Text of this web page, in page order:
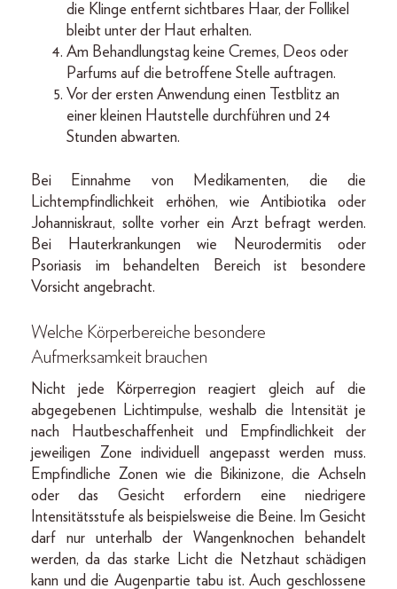
die Klinge entfernt sichtbares Haar, der Follikel
bleibt unter der Haut erhalten.
Am Behandlungstag keine Cremes, Deos oder
Parfums auf die betroffene Stelle auftragen.
Vor der ersten Anwendung einen Testblitz an
einer kleinen Hautstelle durchführen und 24
Stunden abwarten.
Bei Einnahme von Medikamenten, die die
Lichtempfindlichkeit erhöhen, wie Antibiotika oder
Johanniskraut, sollte vorher ein Arzt befragt werden.
Bei Hauterkrankungen wie Neurodermitis oder
Psoriasis im behandelten Bereich ist besondere
Vorsicht angebracht.
Welche Körperbereiche besondere
Aufmerksamkeit brauchen
Nicht jede Körperregion reagiert gleich auf die
abgegebenen Lichtimpulse, weshalb die Intensität je
nach Hautbeschaffenheit und Empfindlichkeit der
jeweiligen Zone individuell angepasst werden muss.
Empfindliche Zonen wie die Bikinizone, die Achseln
oder das Gesicht erfordern eine niedrigere
Intensitätsstufe als beispielsweise die Beine. Im Gesicht
darf nur unterhalb der Wangenknochen behandelt
werden, da das starke Licht die Netzhaut schädigen
kann und die Augenpartie tabu ist. Auch geschlossene